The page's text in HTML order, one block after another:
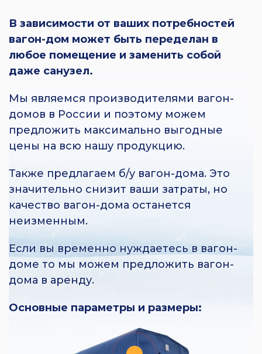
В зависимости от ваших потребностей
вагон-дом может быть переделан в
любое помещение и заменить собой
даже санузел.
Мы являемся производителями вагон-
домов в России и поэтому можем
предложить максимально выгодные
цены на всю нашу продукцию.
Также предлагаем б/у вагон-дома. Это
значительно снизит ваши затраты, но
качество вагон-дома останется
неизменным.
Если вы временно нуждаетесь в вагон-
доме то мы можем предложить вагон-
дома в аренду.
Основные параметры и размеры: